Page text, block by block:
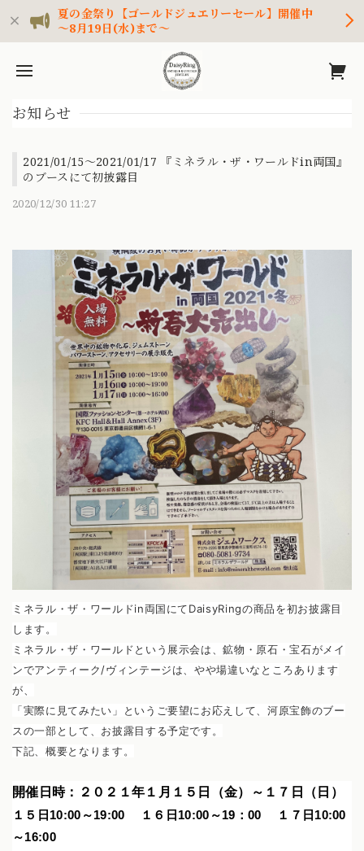
夏の金祭り【ゴールドジュエリーセール】開催中
～8月19日(水)まで～
お知らせ
2021/01/15～2021/01/17 『ミネラル・ザ・ワールドin両国』
のブースにて初披露目
2020/12/30 11:27
ミネラル・ザ・ワールドin両国にてDaisyRingの商品を初お披露目
します。
ミネラル・ザ・ワールドという展示会は、鉱物・原石・宝石がメイ
ンでアンティーク/ヴィンテージは、やや場違いなところあります
が、
「実際に見てみたい」というご要望にお応えして、河原宝飾のブー
スの一部として、お披露目する予定です。
下記、概要となります。
開催日時：２０２１年１月１５日（金）～１７日（日）
１５日10:00～19:00
１６日10:00～19：00
１７日10:00
～16:00